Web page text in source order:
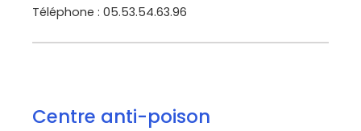
Téléphone : 05.53.54.63.96
Centre anti-poison